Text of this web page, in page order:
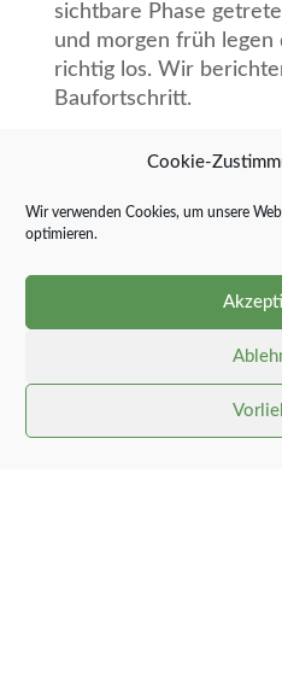
Cookie-
Wir verwenden Cookies, um unsere
optimieren.
sichtbare Phase
und morgen früh legen
richtig los. Wir
Baufortschritt.